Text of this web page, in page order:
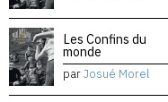
Les Confins du
monde
parJosué Morel